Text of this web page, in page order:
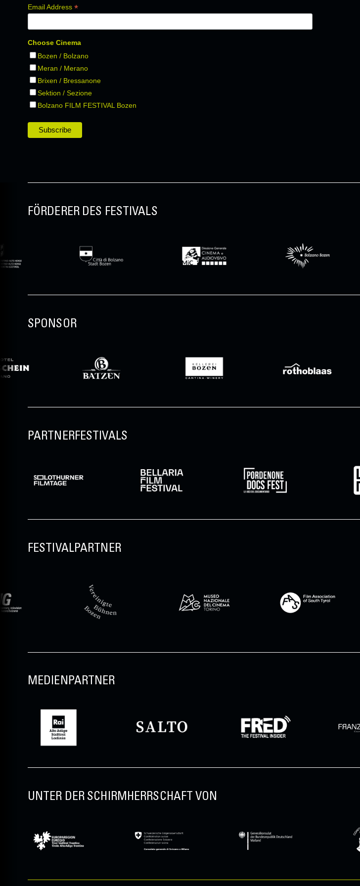
Email Address *
Choose Cinema
Bozen / Bolzano
Meran / Merano
Brixen / Bressanone
Sektion / Sezione
Bolzano FILM FESTIVAL Bozen
FÖRDERER DES FESTIVALS
SPONSOR
PARTNERFESTIVALS
FESTIVALPARTNER
MEDIENPARTNER
UNTER DER SCHIRMHERRSCHAFT VON